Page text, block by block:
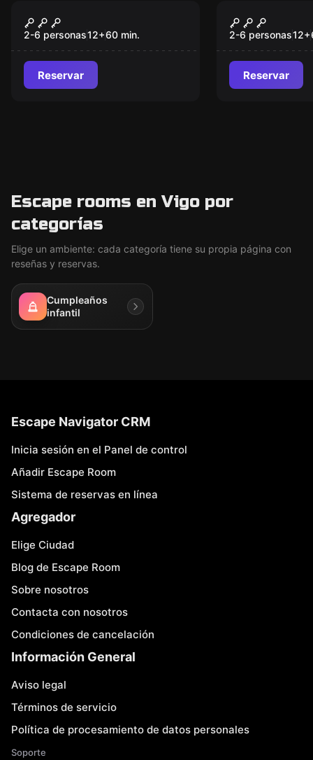
Alkatraz Classic
2-6 personas12+60 min.
Reservar
Alkatraz
2-6 personas12+
Reservar
Escape rooms en Vigo por
categorías
Elige un ambiente: cada categoría tiene su propia página con
reseñas y reservas.
Cumpleaños
infantil
Escape Navigator CRM
Inicia sesión en el Panel de control
Añadir Escape Room
Sistema de reservas en línea
Agregador
Elige Ciudad
Blog de Escape Room
Sobre nosotros
Contacta con nosotros
Condiciones de cancelación
Información General
Aviso legal
Términos de servicio
Política de procesamiento de datos personales
Soporte